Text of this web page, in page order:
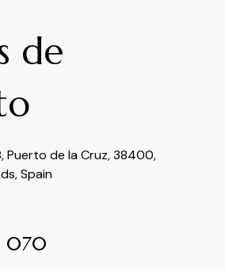
de
Puerto de la Cruz, 38400,
Spain
070